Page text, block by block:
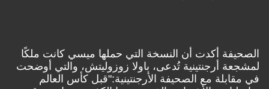
أكدت أن النسخة التي حملها ميسي كانت ملكًا
أرجنتينية تُدعى، باولا زوزوليتش، والتي أوضحت
مع الصحيفة الأرجنتينية:"قبل كأس العالم